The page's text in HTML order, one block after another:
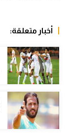
رياضة نسائية
آسيا
أمريكا
ركن الألعاب
أقسام خاصة
أخبار متعلقة: